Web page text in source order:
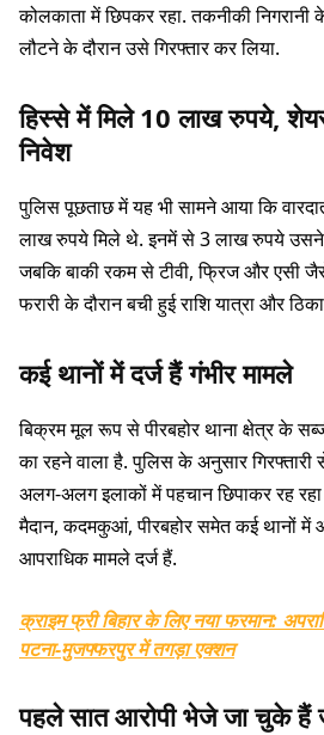
कोलकाता में छिपकर रहा. तकनीकी
लौटने के दौरान उसे गिरफ्तार कर लिया.
हिस्से में मिले 10 लाख रुपये, शेयर
निवेश
पुलिस पूछताछ में यह भी सामने आया कि
लाख रुपये मिले थे. इनमें से 3 लाख रुपये उसने
जबकि बाकी रकम से टीवी, फ्रिज और एसी
फरारी के दौरान बची हुई राशि यात्रा और
कई थानों में दर्ज हैं गंभीर मामले
बिक्रम मूल रूप से पीरबहोर थाना क्षेत्र के
का रहने वाला है. पुलिस के अनुसार
अलग-अलग इलाकों में पहचान छिपाकर रह
मैदान, कदमकुआं, पीरबहोर समेत कई थानों में
आपराधिक मामले दर्ज हैं.
क्राइम फ्री बिहार के लिए नया फरमान:
पटना-मुजफ्फरपुर में तगड़ा एक्शन
पहले सात आरोपी भेजे जा चुके